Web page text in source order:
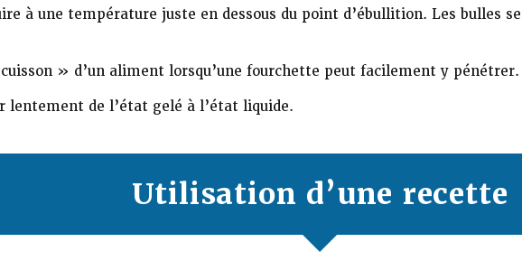
à une température juste en dessous du point d’ébullition. Les bulles
» d’un aliment lorsqu’une fourchette peut facilement y pénétrer.
lentement de l’état gelé à l’état liquide.
Utilisation d’une recette